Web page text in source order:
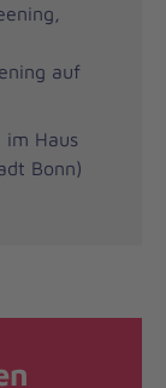
auf
im Haus
Bonn)